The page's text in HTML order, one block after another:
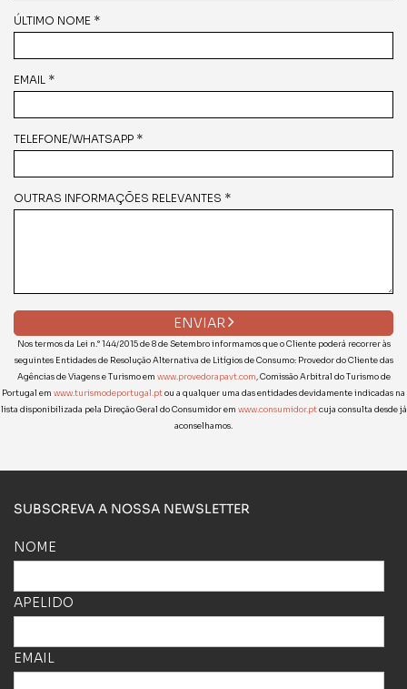
ÚLTIMO NOME *
EMAIL *
TELEFONE/WHATSAPP *
OUTRAS INFORMAÇÕES RELEVANTES *
ENVIAR
Nos termos da Lei n.° 144/2015 de 8 de Setembro informamos que o Cliente poderá recorrer às
seguintes Entidades de Resolução Alternativa de Litígios de Consumo: Provedor do Cliente das
Agências de Viagens e Turismo em www.provedorapavt.com, Comissão Arbitral do Turismo de
Portugal em www.turismodeportugal.ptou a qualquer uma das entidades devidamente indicadas na
lista disponibilizada pela Direção Geral do Consumidor em www.consumidor.ptcuja consulta desde já
aconselhamos.
SUBSCREVA A NOSSA NEWSLETTER
NOME
APELIDO
EMAIL